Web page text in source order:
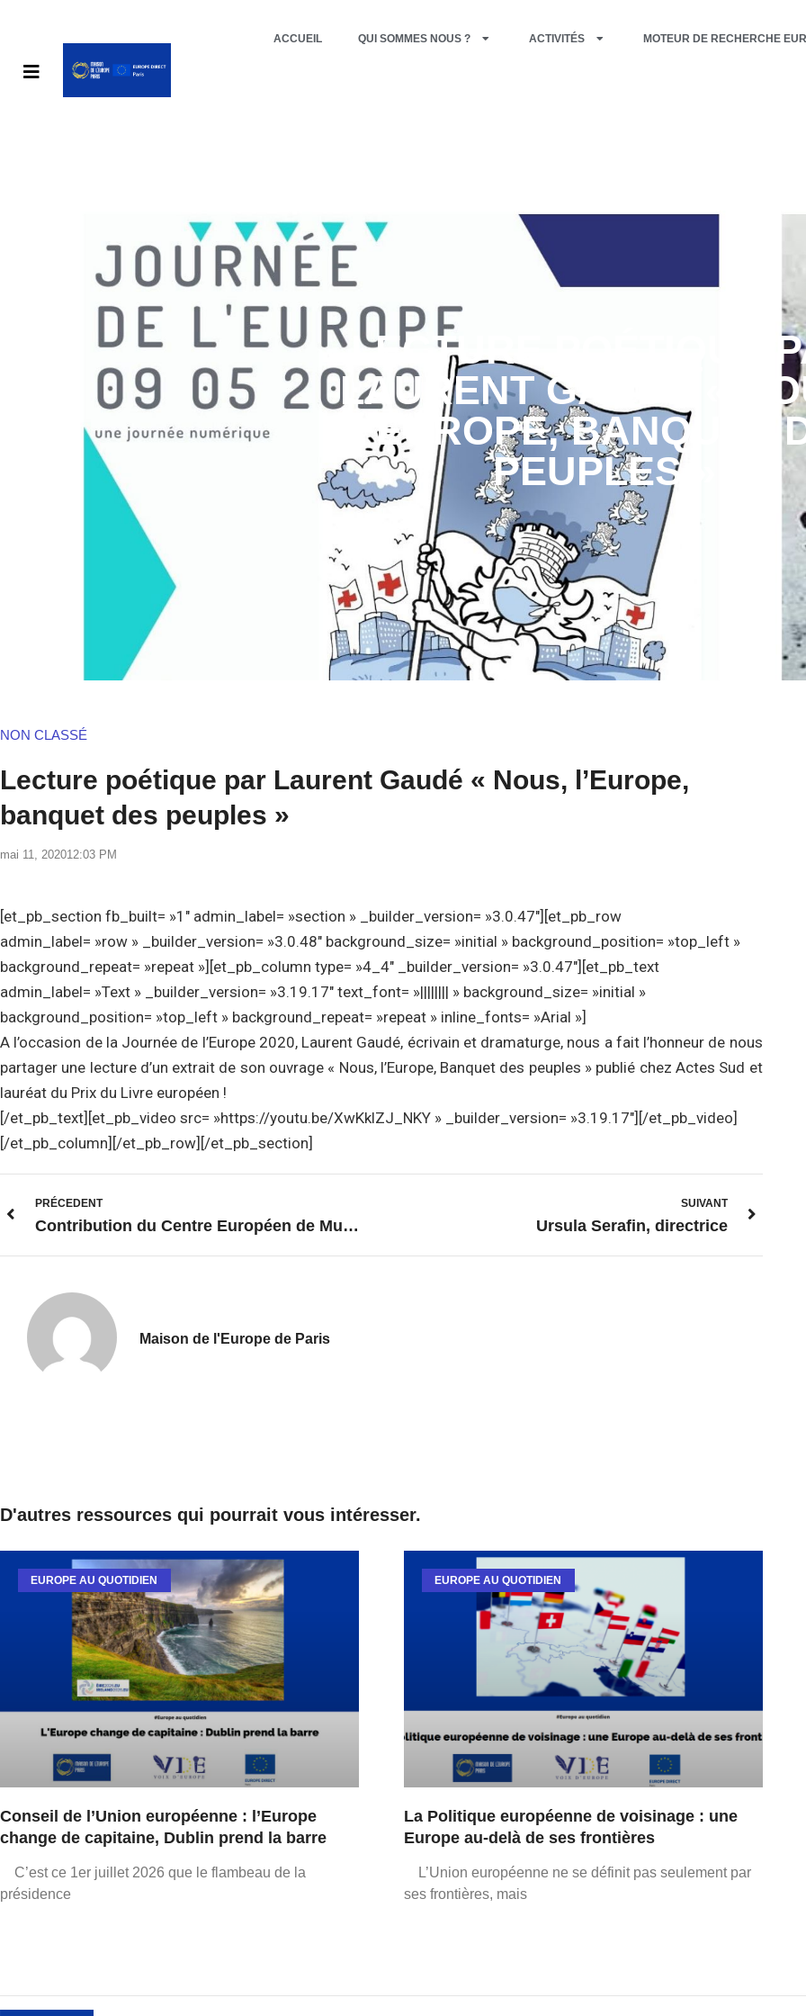
ACCUEIL QUI SOMMES NOUS ? ACTIVITÉS MOTEUR DE RECHERCHE
LECTURE POÉTIQUE
LAURENT GAUDÉ «
L’EUROPE, BANQUET
PEUPLES »
NON CLASSÉ
Lecture poétique par Laurent Gaudé « Nous, l’Europe,
banquet des peuples »
mai 11, 202012:03 PM
[et_pb_section fb_built= »1″ admin_label= »section » _builder_version= »3.0.47″][et_pb_row
admin_label= »row » _builder_version= »3.0.48″ background_size= »initial » background_position= »top_left »
background_repeat= »repeat »][et_pb_column type= »4_4″ _builder_version= »3.0.47″][et_pb_text
admin_label= »Text » _builder_version= »3.19.17″ text_font= »|||||||| » background_size= »initial »
background_position= »top_left » background_repeat= »repeat » inline_fonts= »Arial »]
A l’occasion de la Journée de l’Europe 2020, Laurent Gaudé, écrivain et dramaturge, nous a fait l’honneur de nous
partager une lecture d’un extrait de son ouvrage « Nous, l’Europe, Banquet des peuples » publié chez Actes Sud et
lauréat du Prix du Livre européen !
[/et_pb_text][et_pb_video src= »https://youtu.be/XwKklZJ_NKY » _builder_version= »3.19.17″][/et_pb_video]
[/et_pb_column][/et_pb_row][/et_pb_section]
PRÉCEDENT
Contribution du Centre Européen de Musique – Journée de l’Europe 2020
SUIVANT
Ursula Serafin, directrice
Maison de l'Europe de Paris
D'autres ressources qui pourrait vous intéresser.
EUROPE AU QUOTIDIEN
Conseil de l’Union européenne : l’Europe
change de capitaine, Dublin prend la barre
C’est ce 1er juillet 2026 que le flambeau de la
présidence
EUROPE AU QUOTIDIEN
La Politique européenne de voisinage : une
Europe au-delà de ses frontières
L’Union européenne ne se définit pas seulement par
ses frontières, mais